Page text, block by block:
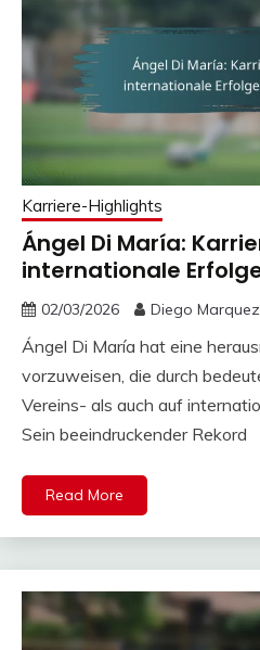
Karriere-Highlights
Ángel Di María:
internationale
02/03/2026 Diego Marquez
Ángel Di María hat eine
vorzuweisen, die durch
Vereins- als auch auf
Sein beeindruckender Rekord
Read More